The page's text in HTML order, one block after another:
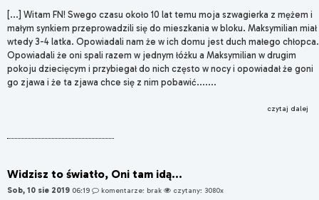
[...] Witam FN! Swego czasu około 10 lat temu moja szwagierka z mężem i
małym synkiem przeprowadzili się do mieszkania w bloku. Maksymilian miał
wtedy 3-4 latka. Opowiadali nam że w ich domu jest duch małego chłopca.
Opowiadali że oni spali razem w jednym łóżku a Maksymilian w drugim
pokoju dziecięcym i przybiegał do nich często w nocy i opowiadał że goni
go zjawa i że ta zjawa chce się z nim pobawić.......
czytaj dalej
Widzisz to światło, Oni tam idą...
Sob, 10 sie 2019 06:19 komentarze: brak czytany: 3080x